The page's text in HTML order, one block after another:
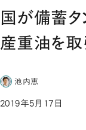
国が備蓄タ
産重油を取
池内恵
2019年5月17日